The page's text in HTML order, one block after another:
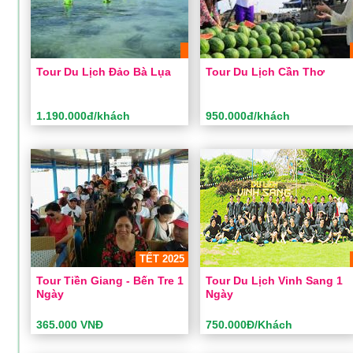
Khách sạn: Tiêu chuẩn
Khởi hành: Sài Gòn
Giá: 590.000Đ/Khách
Khách sạn: 2 sao
Khởi hành: Sài Gòn
Giá: 1.015.000đ/khách
Tour Du Lịch Đảo Bà Lụa
1.190.000đ/khách
Thời gian: 2 Ngày 2 Đêm
Phương tiện: Ô tô
Khách sạn: 2 sao
Khởi hành: Sài Gòn
Giá: 1.190.000đ/khách
ĐẶT TOUR
Tour Du Lịch Cần Thơ
950.000đ/khách
Thời gian: 2 Ngày 1 Đêm
Phương tiện: Ô tô
Khách sạn: 2 sao
Khởi hành: Sài Gòn
Giá: 950.000đ/khách
ĐẶT TOUR
TẾT 2025
Tour Tiền Giang - Bến Tre 1
Ngày
365.000 VNĐ
Tour Du Lịch Vinh Sang 1
Ngày
750.000Đ/Khách